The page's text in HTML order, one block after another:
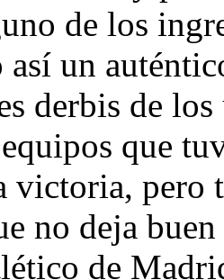
de los
así un
derbis de
que
victoria, pero
no deja
de